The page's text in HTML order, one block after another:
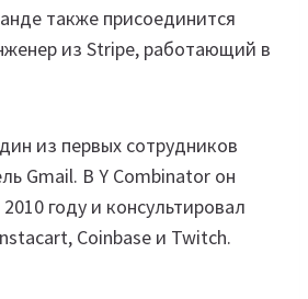
также присоединится
из Stripe, работающий в
из первых сотрудников
Gmail. В Y Combinator он
году и консультировал
Coinbase и Twitch.